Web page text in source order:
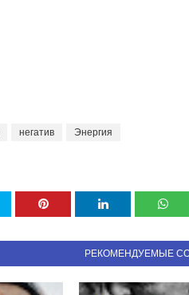
негатив Энергия
РЕКОМЕНДУЕМЫЕ